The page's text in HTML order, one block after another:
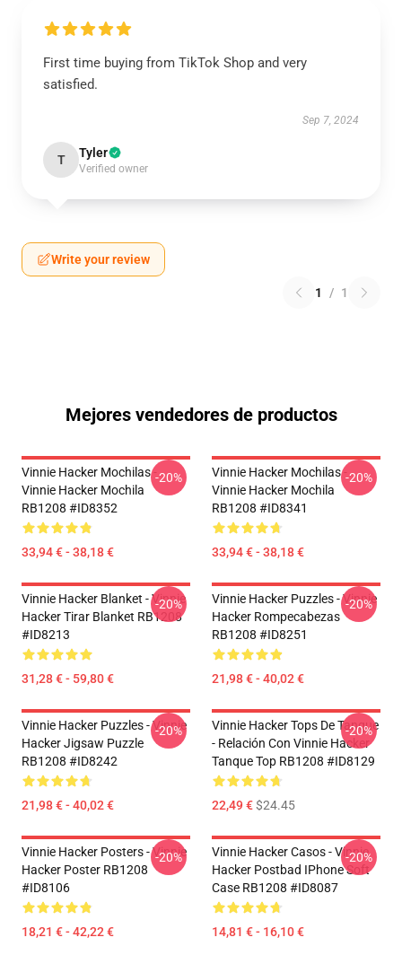
First time buying from TikTok Shop and very
satisfied.
Sep 7, 2024
T Tyler
Verified owner
Write your review
1 / 1
Mejores vendedores de productos
Vinnie Hacker Mochilas -
Vinnie Hacker Mochila
RB1208 #ID8352
33,94 € - 38,18 €
-20%
Vinnie Hacker Mochilas -
Vinnie Hacker Mochila
RB1208 #ID8341
33,94 € - 38,18 €
-20%
Vinnie Hacker Blanket - Vinnie
Hacker Tirar Blanket RB1208
#ID8213
31,28 € - 59,80 €
-20%
Vinnie Hacker Puzzles - Vinnie
Hacker Rompecabezas
RB1208 #ID8251
21,98 € - 40,02 €
-20%
Vinnie Hacker Puzzles - Vinnie
Hacker Jigsaw Puzzle
RB1208 #ID8242
21,98 € - 40,02 €
-20%
Vinnie Hacker Tops De Tanque
- Relación Con Vinnie Hacker
Tanque Top RB1208 #ID8129
22,49 €$24.45
-20%
Vinnie Hacker Posters - Vinnie
Hacker Poster RB1208
#ID8106
18,21 € - 42,22 €
-20%
Vinnie Hacker Casos - Vinnie
Hacker Postbad IPhone Soft
Case RB1208 #ID8087
14,81 € - 16,10 €
-20%